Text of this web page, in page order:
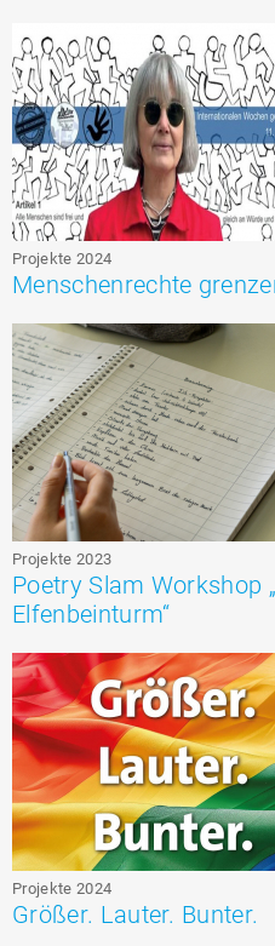
Projekte 2024
Menschenrechte
Projekte 2023
Poetry Slam Workshop
Elfenbeinturm“
Projekte 2024
Größer. Lauter. Bunter.